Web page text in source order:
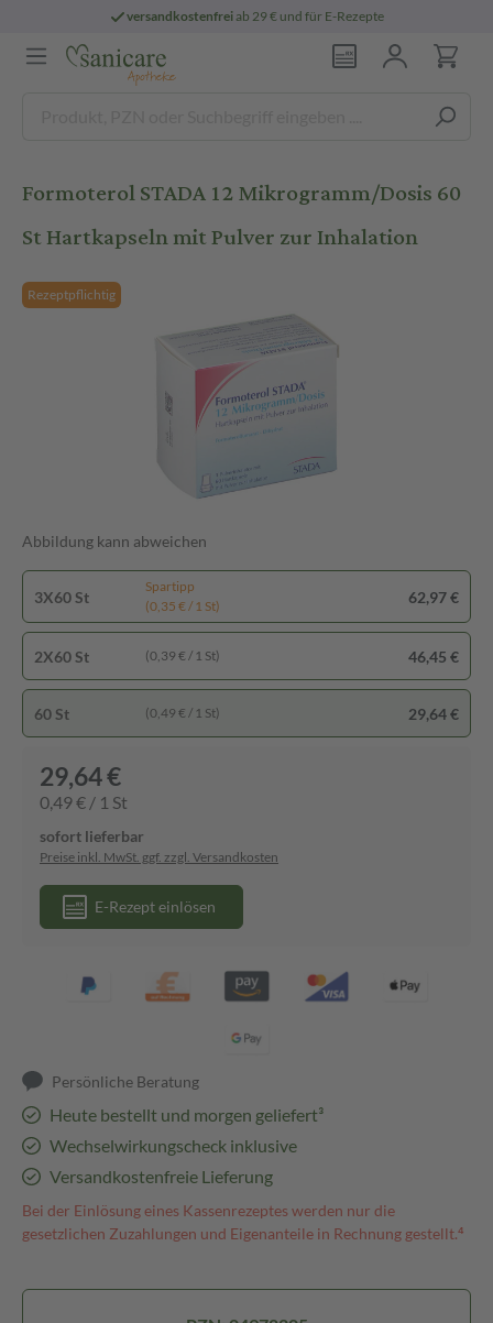
versandkostenfreiab 29 € und für E-Rezepte
Formoterol STADA 12 Mikrogramm/Dosis 60
St Hartkapseln mit Pulver zur Inhalation
Rezeptpflichtig
Abbildung kann abweichen
3X60 St
Spartipp
(0,35 € / 1 St)
62,97 €
2X60 St (0,39 € / 1 St) 46,45 €
60 St (0,49 € / 1 St) 29,64 €
29,64 €
0,49 € / 1 St
sofort lieferbar
Preise inkl. MwSt. ggf. zzgl. Versandkosten
E-Rezept einlösen
Persönliche Beratung
Heute bestellt und morgen geliefert³
Wechselwirkungscheck inklusive
Versandkostenfreie Lieferung
Bei der Einlösung eines Kassenrezeptes werden nur die
gesetzlichen Zuzahlungen und Eigenanteile in Rechnung gestellt.⁴